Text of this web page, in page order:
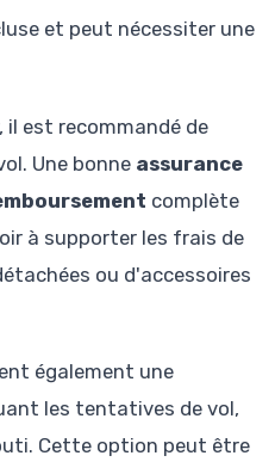
et peut nécessiter une
il est recommandé de
Une bonne assurance
complète
à supporter les frais de
ou d'accessoires
également une
les tentatives de vol,
Cette option peut être